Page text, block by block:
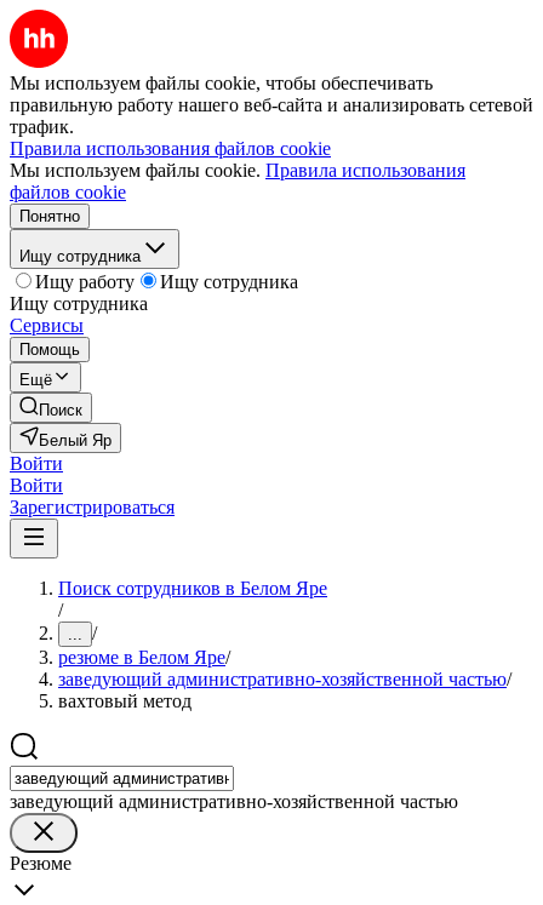
Мы используем файлы cookie, чтобы обеспечивать
правильную работу нашего веб-сайта и анализировать сетевой
трафик.
Правила использования файлов cookie
Мы используем файлы cookie. Правила использования
файлов cookie
Понятно
Ищу сотрудника
Ищу работу
Ищу сотрудника
Ищу сотрудника
Сервисы
Помощь
Ещё
Поиск
Белый Яр
Войти
Войти
Зарегистрироваться
Поиск сотрудников в Белом Яре
/
... /
резюме в Белом Яре/
заведующий административно-хозяйственной частью/
вахтовый метод
заведующий административно-хозяйственной частью
Резюме